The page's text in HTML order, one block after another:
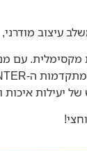
עיצוב מודרני,
מקסימלית. עם
מתקדמות ה-
יעילות איכות